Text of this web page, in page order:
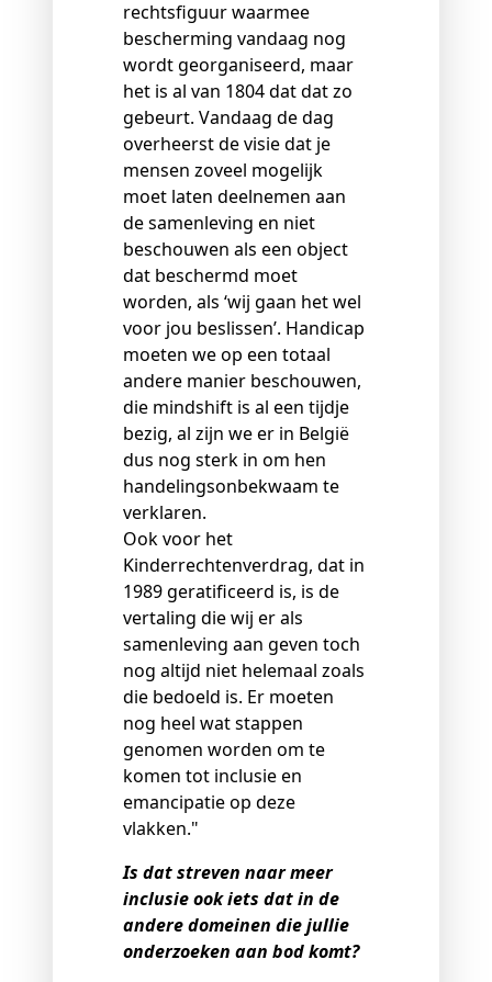
rechtsfiguur waarmee
bescherming vandaag nog
wordt georganiseerd, maar
het is al van 1804 dat dat zo
gebeurt. Vandaag de dag
overheerst de visie dat je
mensen zoveel mogelijk
moet laten deelnemen aan
de samenleving en niet
beschouwen als een object
dat beschermd moet
worden, als ‘wij gaan het wel
voor jou beslissen’. Handicap
moeten we op een totaal
andere manier beschouwen,
die mindshift is al een tijdje
bezig, al zijn we er in België
dus nog sterk in om hen
handelingsonbekwaam te
verklaren.
Ook voor het
Kinderrechtenverdrag, dat in
1989 geratificeerd is, is de
vertaling die wij er als
samenleving aan geven toch
nog altijd niet helemaal zoals
die bedoeld is. Er moeten
nog heel wat stappen
genomen worden om te
komen tot inclusie en
emancipatie op deze
vlakken."
Is dat streven naar meer
inclusie ook iets dat in de
andere domeinen die jullie
onderzoeken aan bod komt?